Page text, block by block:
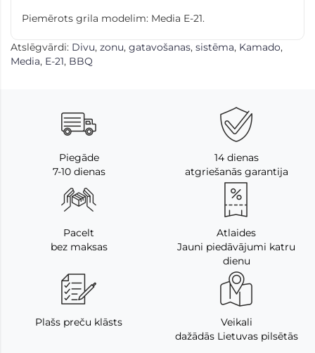
Piemērots grila modelim: Media E-21.
Atslēgvārdi: Divu, zonu, gatavošanas, sistēma, Kamado,
Media, E-21, BBQ
Piegāde
7-10 dienas
14 dienas
atgriešanās garantija
Pacelt
bez maksas
Atlaides
Jauni piedāvājumi katru
dienu
Plašs preču klāsts
Veikali
dažādās Lietuvas pilsētās